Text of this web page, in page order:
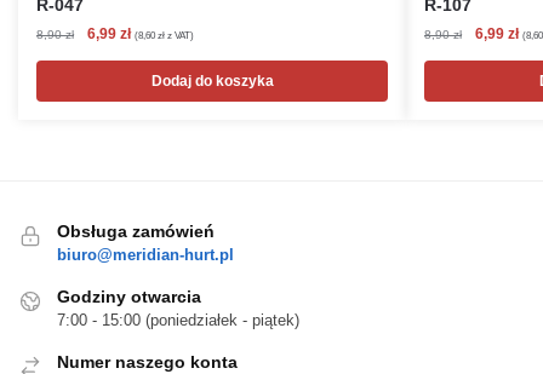
R-047
8,90zł
Pierwotna
8,90 zł.
6,99 złAktualna
wynosi:
6,99 zł.
(8,60 zł z VAT)
Dodaj do koszyka
R-107
8,90zł
Pierwotna
8,90 zł.
6,99 zł (
Obsługa zamówień
biuro@meridian-hurt.pl
Godziny otwarcia
7:00 - 15:00 (poniedziałek - piątek)
Numer naszego konta